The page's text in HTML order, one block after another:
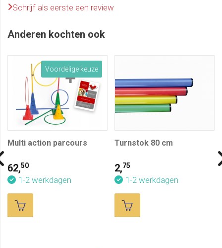
Schrijf als eerste een review
Anderen kochten ook
Voordelige keuze
Multi action parcours
62,50
1-2 werkdagen
Turnstok 80 cm
2,75
1-2 werkdagen